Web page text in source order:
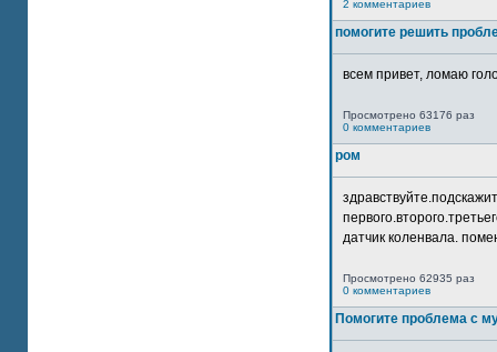
2 комментариев
помогите решить
всем привет, ломаю
Просмотрено 63176 раз
0 комментариев
ром
датчик коленвала.
Просмотрено 62935 раз
0 комментариев
Помогите проблема с